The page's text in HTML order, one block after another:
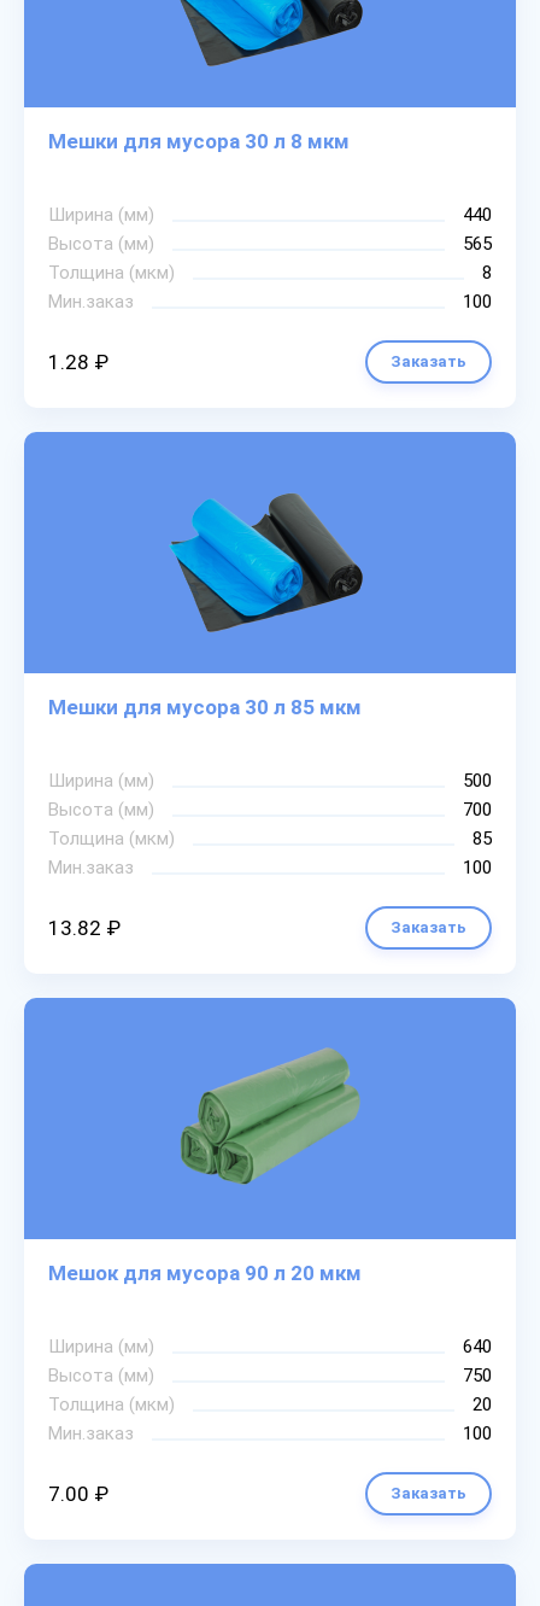
Мешки для мусора 30 л 8 мкм
Ширина (мм)
440
Высота (мм)
565
Толщина (мкм)
8
Мин.заказ
100
1.28 ₽ Заказать
Мешки для мусора 30 л 85 мкм
Ширина (мм)
500
Высота (мм)
700
Толщина (мкм)
85
Мин.заказ
100
13.82 ₽ Заказать
Мешок для мусора 90 л 20 мкм
Ширина (мм)
640
Высота (мм)
750
Толщина (мкм)
20
Мин.заказ
100
7.00 ₽ Заказать